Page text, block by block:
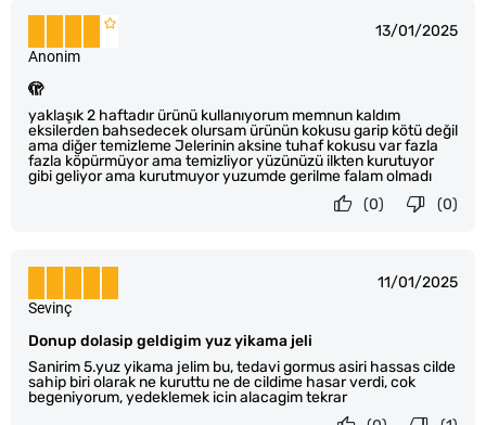
13/01/2025
🫣
yaklaşık 2 haftadır ürünü kullanıyorum memnun kaldım
eksilerden bahsedecek olursam ürünün kokusu garip kötü değil
ama diğer temizleme Jelerinin aksine tuhaf kokusu var fazla
fazla köpürmüyor ama temizliyor yüzünüzü ilkten kurutuyor
gibi geliyor ama kurutmuyor yuzumde gerilme falam olmadı
Anonim
(0)
(0)
11/01/2025
Donup dolasip geldigim yuz yikama jeli
Sanirim 5.yuz yikama jelim bu, tedavi gormus asiri hassas cilde
sahip biri olarak ne kuruttu ne de cildime hasar verdi, cok
begeniyorum, yedeklemek icin alacagim tekrar
Sevinç